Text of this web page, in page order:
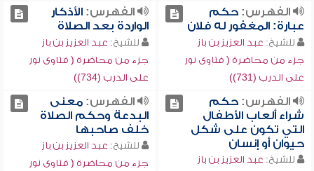
الفهرس:حكم
عبارة: المغفور له فلان
للشيخ: عبد العزيز بن باز
جزء من محاضرة ( فتاوى نور
على الدرب (731))
الفهرس:الأذكار
الواردة بعد الصلاة
للشيخ: عبد العزيز بن باز
جزء من محاضرة ( فتاوى نور
على الدرب (734))
الفهرس:حكم
شراء ألعاب الأطفال
التي تكون على شكل
حيوان أو إنسان
للشيخ: عبد العزيز بن باز
الفهرس:معنى
البدعة وحكم الصلاة
خلف صاحبها
للشيخ: عبد العزيز بن باز
جزء من محاضرة ( فتاوى نور